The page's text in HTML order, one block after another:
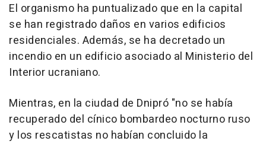
El organismo ha puntualizado que en la capital
se han registrado daños en varios edificios
residenciales. Además, se ha decretado un
incendio en un edificio asociado al Ministerio del
Interior ucraniano.
Mientras, en la ciudad de Dnipró "no se había
recuperado del cínico bombardeo nocturno ruso
y los rescatistas no habían concluido la